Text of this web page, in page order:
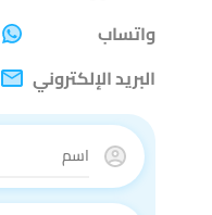
واتساب
البريد الإلكتروني